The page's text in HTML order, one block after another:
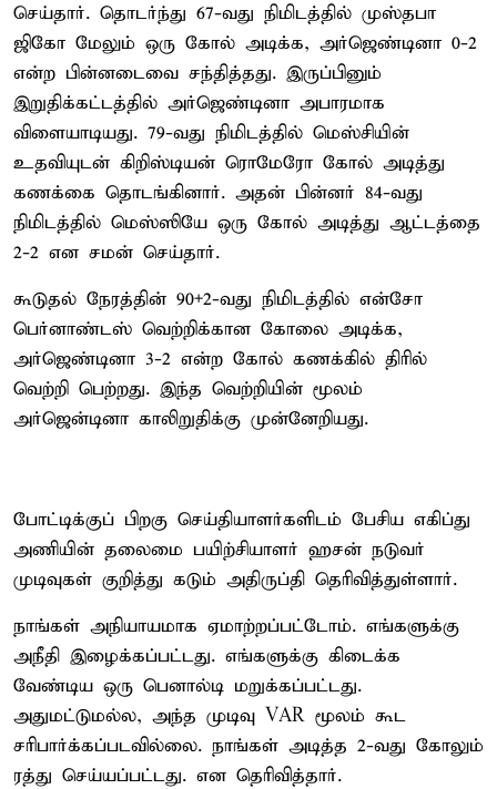
செய்தார். தொடர்ந்து 67-வது நிமிடத்தில் முஸ்தபா
ஜிகோ மேலும் ஒரு கோல் அடிக்க, அர்ஜெண்டினா 0-2
என்ற பின்னடைவை சந்தித்தது. இருப்பினும்
இறுதிக்கட்டத்தில் அர்ஜெண்டினா அபாரமாக
விளையாடியது. 79-வது நிமிடத்தில் மெஸ்சியின்
உதவியுடன் கிறிஸ்டியன் ரொமேரோ கோல் அடித்து
கணக்கை தொடங்கினார். அதன் பின்னர் 84-வது
நிமிடத்தில் மெஸ்ஸியே ஒரு கோல் அடித்து ஆட்டத்தை
2-2 என சமன் செய்தார்.
கூடுதல் நேரத்தின் 90+2-வது நிமிடத்தில் என்சோ
பெர்னாண்டஸ் வெற்றிக்கான கோலை அடிக்க,
அர்ஜெண்டினா 3-2 என்ற கோல் கணக்கில் திரில்
வெற்றி பெற்றது. இந்த வெற்றியின் மூலம்
அர்ஜென்டினா காலிறுதிக்கு முன்னேறியது.
போட்டிக்குப் பிறகு செய்தியாளர்களிடம் பேசிய எகிப்து
அணியின் தலைமை பயிற்சியாளர் ஹசன் நடுவர்
முடிவுகள் குறித்து கடும் அதிருப்தி தெரிவித்துள்ளார்.
நாங்கள் அநியாயமாக ஏமாற்றப்பட்டோம். எங்களுக்கு
அநீதி இழைக்கப்பட்டது. எங்களுக்கு கிடைக்க
வேண்டிய ஒரு பெனால்டி மறுக்கப்பட்டது.
அதுமட்டுமல்ல, அந்த முடிவு VAR மூலம் கூட
சரிபார்க்கப்படவில்லை. நாங்கள் அடித்த 2-வது கோலும்
ரத்து செய்யப்பட்டது. என தெரிவித்தார்.